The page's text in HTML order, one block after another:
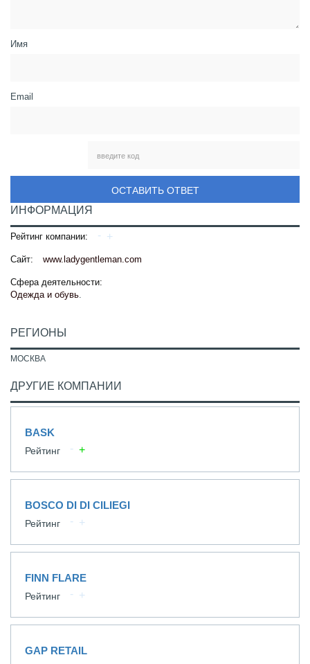
Имя
Email
ОСТАВИТЬ ОТВЕТ
ИНФОРМАЦИЯ
Рейтинг компании:
Сайт: www.ladygentleman.com
Сфера деятельности:
Одежда и обувь.
РЕГИОНЫ
МОСКВА
ДРУГИЕ КОМПАНИИ
BASK
Рейтинг
BOSCO DI DI CILIEGI
Рейтинг
FINN FLARE
Рейтинг
GAP RETAIL